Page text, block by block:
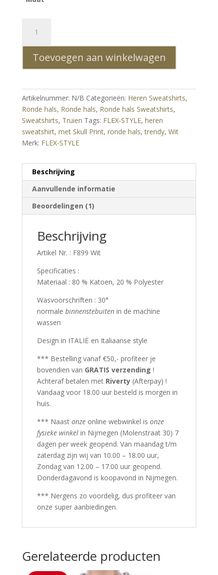
STYLE
Trendy
Ronde
Hals
Sweatshirt
met
Skull
Print
–
Wit
Toevoegen aan winkelwagen
Artikelnummer: N/B Categorieën: Heren Sweatshirts,
Ronde hals, Ronde hals, Ronde hals Sweatshirts,
Sweatshirts, Truien Tags: FLEX-STYLE, heren
sweatshirt, met Skull Print, ronde hals,trendy, Wit
Merk: FLEX-STYLE
Beschrijving
Aanvullende informatie
Beoordelingen (1)
Beschrijving
Artikel Nr. : F899 Wit
Specificaties :
Materiaal : 80 % Katoen, 20 % Polyester
Wasvoorschriften : 30°
normale binnenstebuiten in de machine
wassen
Design in ITALIË en Italiaanse style
*** Bestelling vanaf €50,- profiteer je
bovendien van GRATIS verzending !
Achteraf betalen met Riverty (Afterpay) !
Vandaag voor 18.00 uur besteld is morgen in
huis.
*** Naast onzeonline webwinkel is onze
fysieke winkelin Nijmegen (Molenstraat 30) 7
dagen per week geopend. Van maandag t/m
zaterdag zijn wij van 10.00 – 18.00 uur,
Zondag van 12.00 – 17.00 uur geopend.
Donderdagavond is koopavond in Nijmegen.
*** Nergens zo voordelig, dus profiteer van
onze super aanbiedingen.
Gerelateerde producten